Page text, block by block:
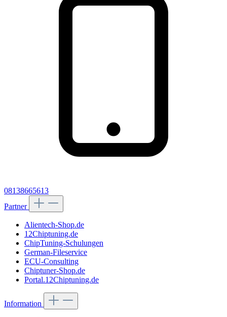
08138665613
Partner
Alientech-Shop.de
12Chiptuning.de
ChipTuning-Schulungen
German-Fileservice
ECU-Consulting
Chiptuner-Shop.de
Portal.12Chiptuning.de
Information